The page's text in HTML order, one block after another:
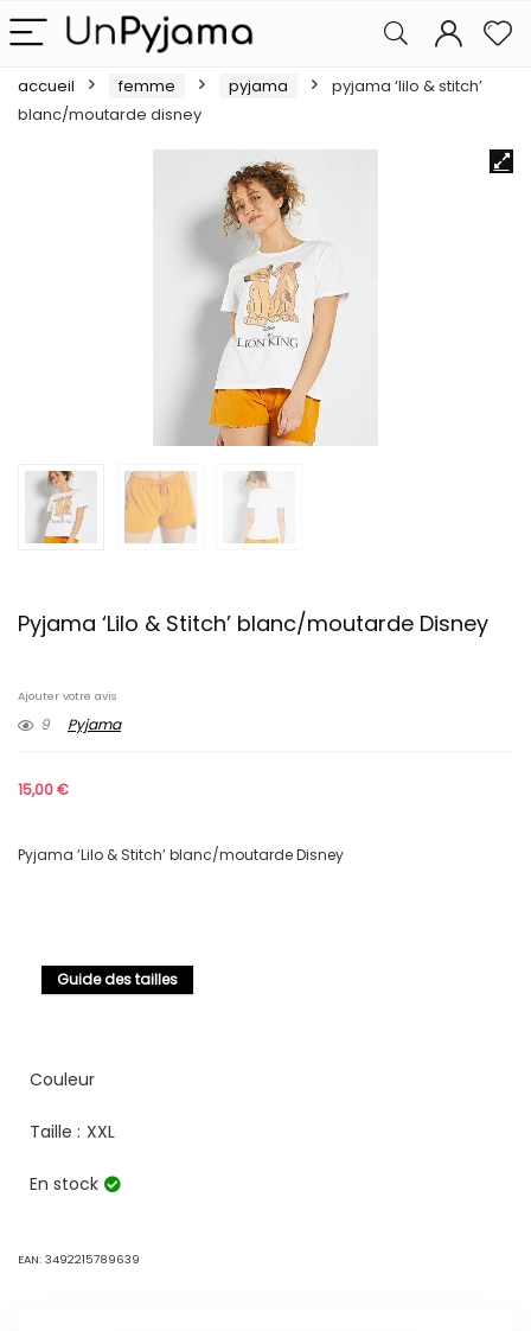
accueil femme pyjama
pyjama ‘lilo & stitch’
blanc/moutarde disney
Pyjama ‘Lilo & Stitch’ blanc/moutarde Disney
Ajouter votre avis
9 Pyjama
15,00€
Pyjama ‘Lilo & Stitch’ blanc/moutarde Disney
Guide des tailles
Couleur
Taille : XXL
En stock
EAN: 3492215789639